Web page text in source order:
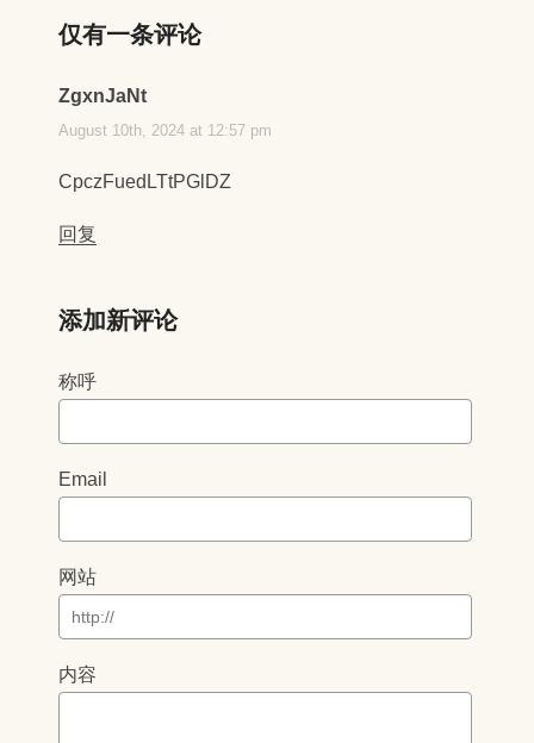
仅有一条评论
ZgxnJaNt
August 10th, 2024 at 12:57 pm
CpczFuedLTtPGlDZ
回复
添加新评论
称呼
Email
网站
内容